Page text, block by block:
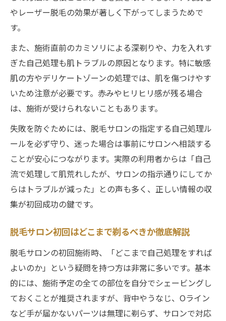
やレーザー脱毛の効果が著しく下がってしまうためで
す。
また、施術直前のカミソリによる深剃りや、力を入れす
ぎた自己処理も肌トラブルの原因となります。特に敏感
肌の方やデリケートゾーンの処理では、肌を傷つけやす
いため注意が必要です。赤みやヒリヒリ感が残る場合
は、施術が受けられないこともあります。
失敗を防ぐためには、脱毛サロンの指定する自己処理ル
ールを必ず守り、迷った場合は事前にサロンへ相談する
ことが安心につながります。実際の利用者からは「自己
流で処理して肌荒れしたが、サロンの指示通りにしてか
らはトラブルが減った」との声も多く、正しい情報の収
集が初回成功の鍵です。
脱毛サロン初回はどこまで剃るべきか徹底解説
脱毛サロンの初回施術時、「どこまで自己処理をすれば
よいのか」という疑問を持つ方は非常に多いです。基本
的には、施術予定の全ての部位を自分でシェービングし
ておくことが推奨されますが、背中やうなじ、Oライン
など手が届かないパーツは無理に剃らず、サロンで対応